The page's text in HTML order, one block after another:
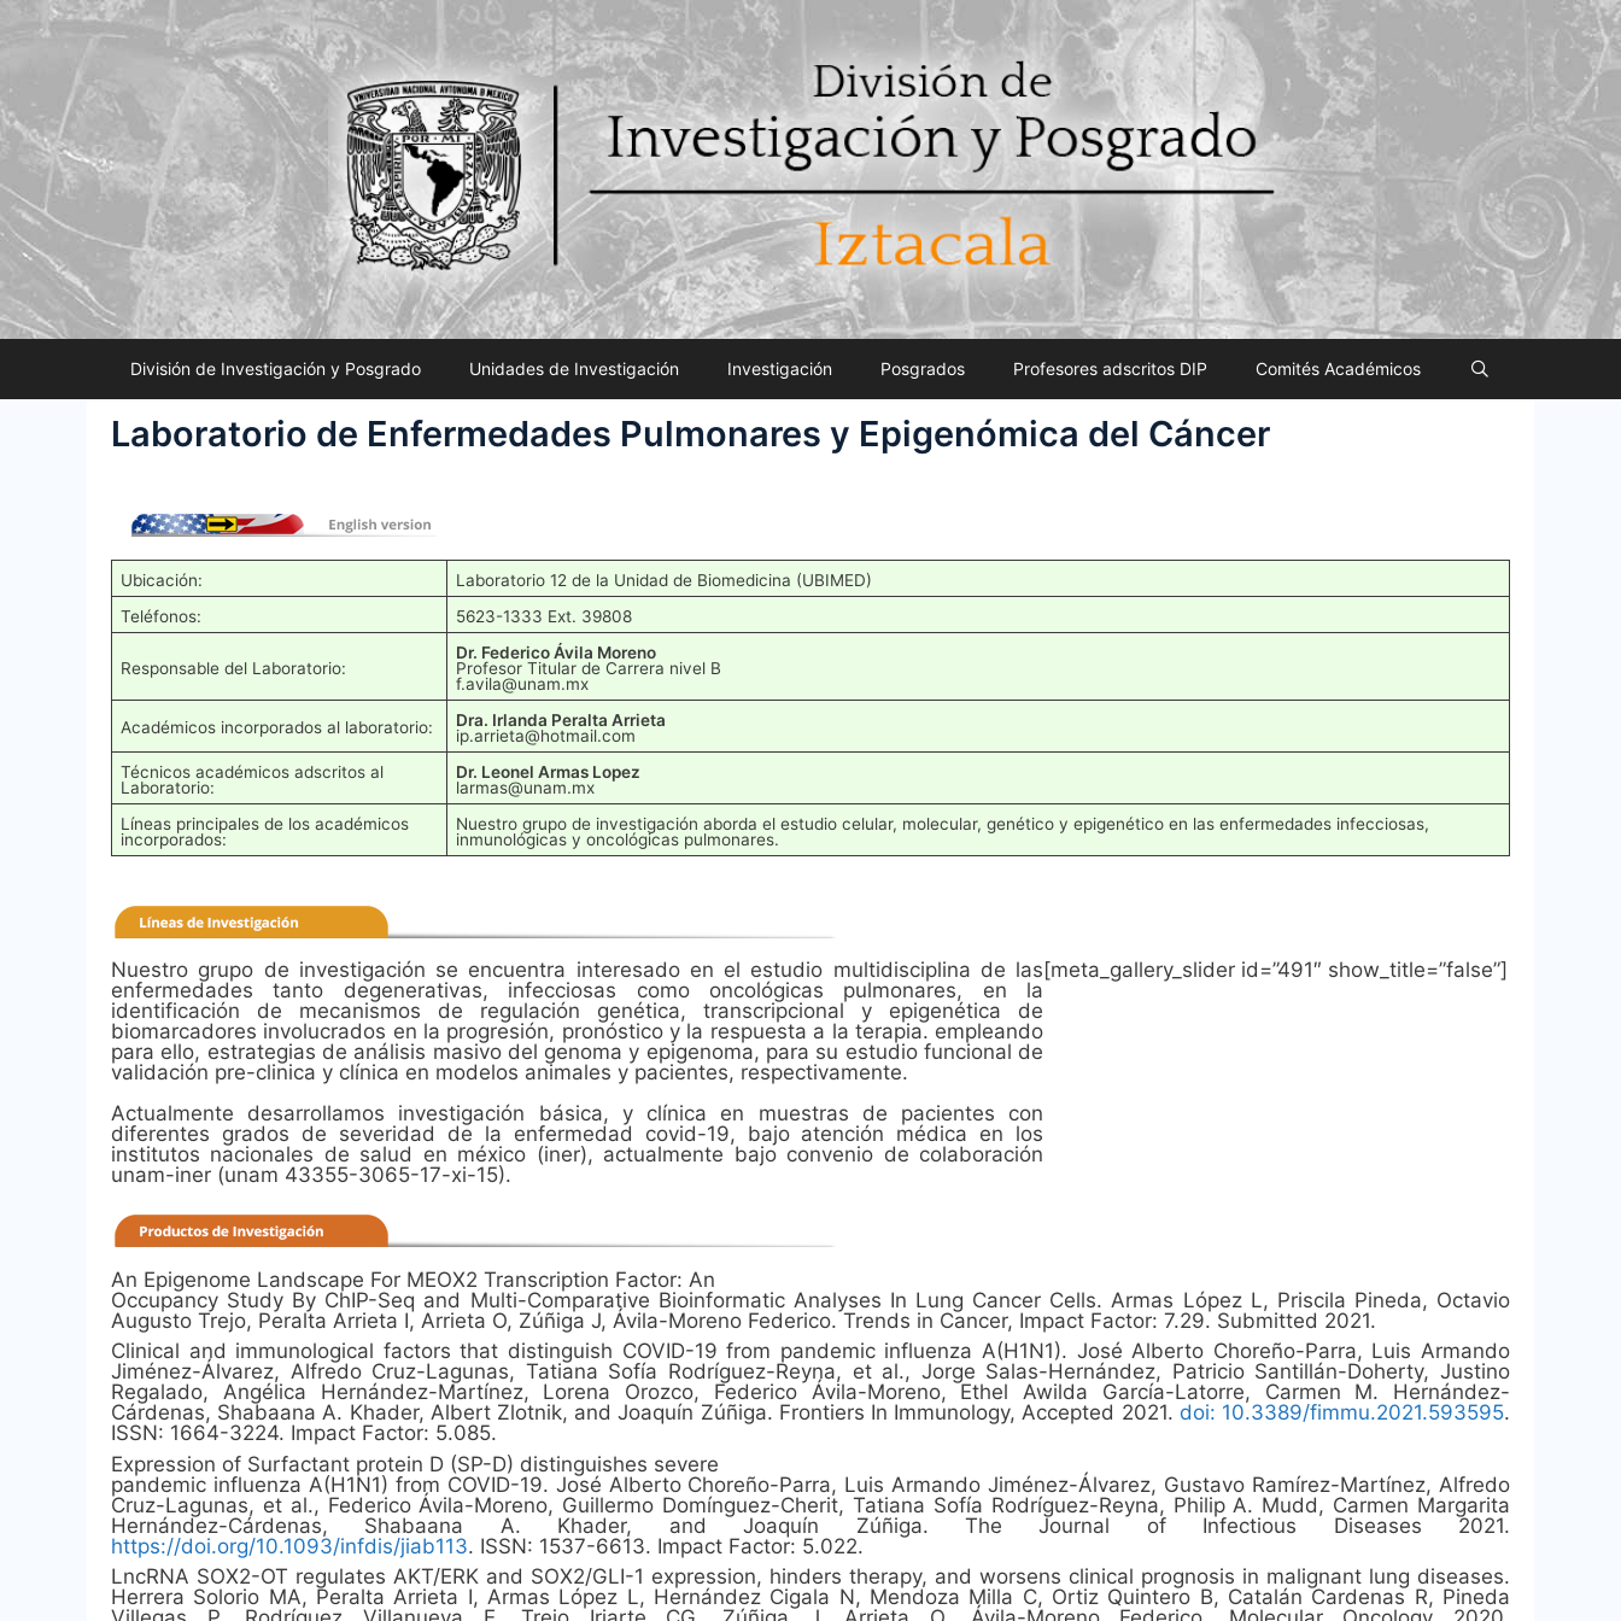
Saltar
División de Investigación y Posgrado Unidades de Investigación Investigación Posgrados Profesores adscritos DIP Comités Académicos
Laboratorio de Enfermedades Pulmonares y Epigenómica del Cáncer
Ubicación:
Laboratorio 12 de la Unidad de Biomedicina (UBIMED)
Teléfonos:
5623-1333 Ext. 39808
Responsable del Laboratorio:
Dr. Federico Ávila Moreno
Profesor Titular de Carrera nivel B
f.avila@unam.mx
Académicos incorporados al laboratorio:
Dra. Irlanda Peralta Arrieta
ip.arrieta@hotmail.com
Técnicos académicos adscritos al
Laboratorio:
Dr. Leonel Armas Lopez
larmas@unam.mx
Líneas principales de los académicos
incorporados:
Nuestro grupo de investigación aborda el estudio celular, molecular, genético y epigenético en las enfermedades infecciosas,
inmunológicas y oncológicas pulmonares.
Nuestro grupo de investigación se encuentra interesado en el estudio multidisciplina de las
enfermedades tanto degenerativas, infecciosas como oncológicas pulmonares, en la
identificación de mecanismos de regulación genética, transcripcional y epigenética de
biomarcadores involucrados en la progresión, pronóstico y la respuesta a la terapia. empleando
para ello, estrategias de análisis masivo del genoma y epigenoma, para su estudio funcional de
validación pre-clinica y clínica en modelos animales y pacientes, respectivamente.
Actualmente desarrollamos investigación básica, y clínica en muestras de pacientes con
diferentes grados de severidad de la enfermedad covid-19, bajo atención médica en los
institutos nacionales de salud en méxico (iner), actualmente bajo convenio de colaboración
unam-iner (unam 43355-3065-17-xi-15).
[meta_gallery_slider id=”491″ show_title=”false”]
An Epigenome Landscape For MEOX2 Transcription Factor: An
Occupancy Study By ChIP-Seq and Multi-Comparative Bioinformatic Analyses In Lung Cancer Cells. Armas López L, Priscila Pineda, Octavio
Augusto Trejo, Peralta Arrieta I, Arrieta O, Zúñiga J, Ávila-Moreno Federico. Trends in Cancer, Impact Factor: 7.29. Submitted 2021.
Clinical and immunological factors that distinguish COVID-19 from pandemic influenza A(H1N1). José Alberto Choreño-Parra, Luis Armando
Jiménez-Álvarez, Alfredo Cruz-Lagunas, Tatiana Sofía Rodríguez-Reyna, et al., Jorge Salas-Hernández, Patricio Santillán-Doherty, Justino
Regalado, Angélica Hernández-Martínez, Lorena Orozco, Federico Ávila-Moreno, Ethel Awilda García-Latorre, Carmen M. Hernández-
Cárdenas, Shabaana A. Khader, Albert Zlotnik, and Joaquín Zúñiga. Frontiers In Immunology, Accepted 2021. doi: 10.3389/fimmu.2021.593595.
ISSN: 1664-3224. Impact Factor: 5.085.
Expression of Surfactant protein D (SP-D) distinguishes severe
pandemic influenza A(H1N1) from COVID-19. José Alberto Choreño-Parra, Luis Armando Jiménez-Álvarez, Gustavo Ramírez-Martínez, Alfredo
Cruz-Lagunas, et al., Federico Ávila-Moreno, Guillermo Domínguez-Cherit, Tatiana Sofía Rodríguez-Reyna, Philip A. Mudd, Carmen Margarita
Hernández-Cárdenas, Shabaana A. Khader, and Joaquín Zúñiga. The Journal of Infectious Diseases 2021.
https://doi.org/10.1093/infdis/jiab113. ISSN: 1537-6613. Impact Factor: 5.022.
LncRNA SOX2-OT regulates AKT/ERK and SOX2/GLI-1 expression, hinders therapy, and worsens clinical prognosis in malignant lung diseases.
Herrera Solorio MA, Peralta Arrieta I, Armas López L, Hernández Cigala N, Mendoza Milla C, Ortiz Quintero B, Catalán Cardenas R, Pineda